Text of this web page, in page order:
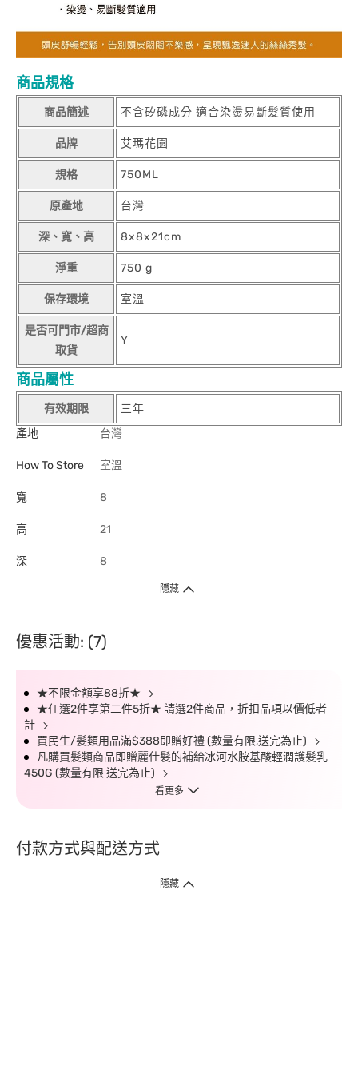
商品規格
商品簡述 不含矽磷成分 適合染燙易斷髮質使用
品牌 艾瑪花園
規格 750ML
原產地 台灣
深、寬、高 8x8x21cm
淨重 750 g
保存環境 室溫
是否可門市/超商
取貨
Y
商品屬性
有效期限
三年
產地
台灣
How To Store 室溫
寬 8
高 21
深 8
隱藏
優惠活動: (7)
★不限金額享88折★
★任選2件享第二件5折★ 請選2件商品，折扣品項以價低者
計
買民生/髮類用品滿$388即贈好禮 (數量有限,送完為止)
凡購買髮類商品即贈麗仕髮的補給冰河水胺基酸輕潤護髮乳
450G (數量有限 送完為止)
看更多
付款方式與配送方式
隱藏